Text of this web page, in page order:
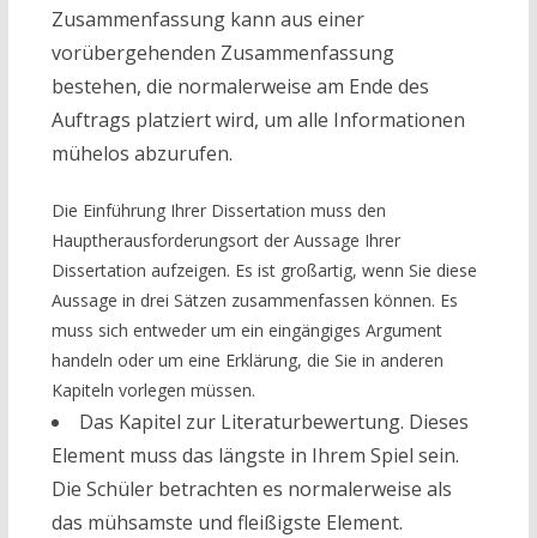
Zusammenfassung kann aus einer
vorübergehenden Zusammenfassung
bestehen, die normalerweise am Ende des
Auftrags platziert wird, um alle Informationen
mühelos abzurufen.
Die Einführung Ihrer Dissertation muss den
Hauptherausforderungsort der Aussage Ihrer
Dissertation aufzeigen. Es ist großartig, wenn Sie diese
Aussage in drei Sätzen zusammenfassen können. Es
muss sich entweder um ein eingängiges Argument
handeln oder um eine Erklärung, die Sie in anderen
Kapiteln vorlegen müssen.
Das Kapitel zur Literaturbewertung. Dieses
Element muss das längste in Ihrem Spiel sein.
Die Schüler betrachten es normalerweise als
das mühsamste und fleißigste Element.